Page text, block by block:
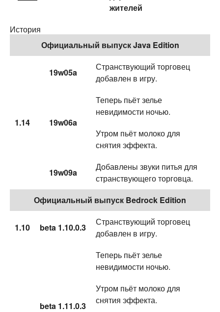
жителей
История
Официальный выпуск Java Edition
1.14
19w05a
Странствующий торговец
добавлен в игру.
19w06a
Теперь пьёт зелье
невидимости ночью.
Утром пьёт молоко для
снятия эффекта.
19w09a
Добавлены звуки питья для
странствующего торговца.
Официальный выпуск Bedrock Edition
1.10 beta 1.10.0.3
Странствующий торговец
добавлен в игру.
beta 1.11.0.3
Теперь пьёт зелье
невидимости ночью.
Утром пьёт молоко для
снятия эффекта.